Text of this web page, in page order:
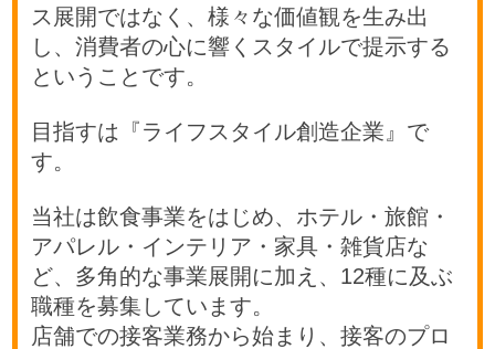
ス展開ではなく、様々な価値観を生み出
し、消費者の心に響くスタイルで提示する
ということです。
目指すは『ライフスタイル創造企業』で
す。
当社は飲食事業をはじめ、ホテル・旅館・
アパレル・インテリア・家具・雑貨店な
ど、多角的な事業展開に加え、12種に及ぶ
職種を募集しています。
店舗での接客業務から始まり、接客のプロ